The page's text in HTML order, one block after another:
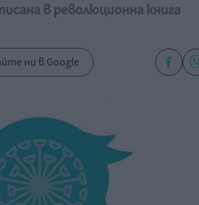
в революционна книга
ни в Google